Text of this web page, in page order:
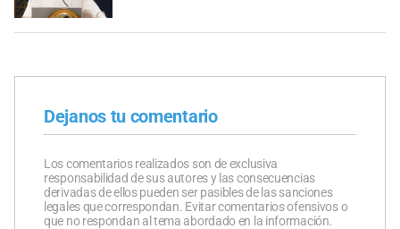
Dejanos tu comentario
Los comentarios realizados son de exclusiva
responsabilidad de sus autores y las consecuencias
derivadas de ellos pueden ser pasibles de las sanciones
legales que correspondan. Evitar comentarios ofensivos o
que no respondan al tema abordado en la información.